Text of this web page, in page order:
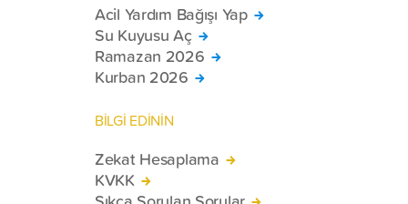
Acil Yardım Bağışı Yap
Su Kuyusu Aç
Ramazan 2026
Kurban 2026
BİLGİ EDİNİN
Zekat Hesaplama
KVKK